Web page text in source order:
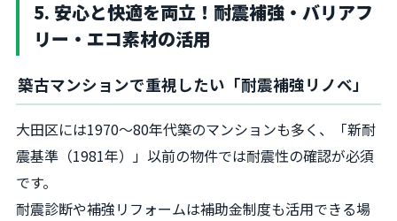
5. 安心と快適を両立！耐震補強・バリアフ
リー・エコ素材の活用
築古マンションで重視したい「耐震補強リノベ」
大田区には1970～80年代築のマンションも多く、「新耐
震基準（1981年）」以前の物件では耐震性の確認が必須
です。
耐震診断や補強リフォームは補助金制度も活用できる場